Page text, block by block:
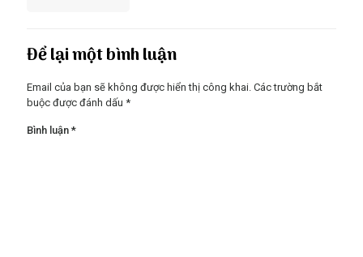
Để lại một bình luận
Email của bạn sẽ không được hiển thị công khai. Các trường bắt
buộc được đánh dấu *
Bình luận *